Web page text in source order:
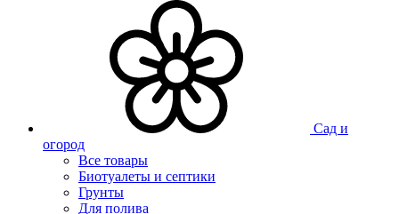
Сад и
огород
Все товары
Биотуалеты и септики
Грунты
Для полива